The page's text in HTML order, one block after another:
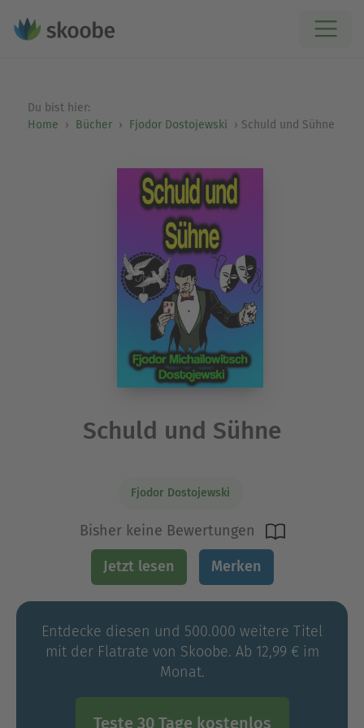
Du bist hier:
Home
Bücher Fjodor Dostojewski Schuld und Sühne
Schuld und Sühne
Fjodor Dostojewski
Bisher keine Bewertungen
Jetzt lesen Merken
Entdecke diesen und 500.000 weitere Titel
mit der Flatrate von Skoobe. Ab 12,99 € im
Monat.
Teste 30 Tage kostenlos